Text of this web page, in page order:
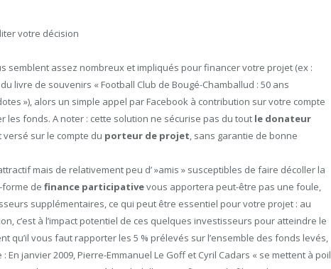
votre décision
semblent assez nombreux et impliqués pour financer votre projet (ex :
livre de souvenirs « Football Club de Bougé-Chamballud : 50 ans
»), alors un simple appel par Facebook à contribution sur votre compte
les fonds. A noter : cette solution ne sécurise pas du tout le donateur
versé sur le compte du porteur de projet, sans garantie de bonne
mais de relativement peu d’ »amis » susceptibles de faire décoller la
forme de finance participativevous apportera peut-être pas une foule,
supplémentaires, ce qui peut être essentiel pour votre projet : au
c’est à l’impact potentiel de ces quelques investisseurs pour atteindre le
qu’il vous faut rapporter les 5 % prélevés sur l’ensemble des fonds levés,
En janvier 2009, Pierre-Emmanuel Le Goff et Cyril Cadars « se mettent à poil